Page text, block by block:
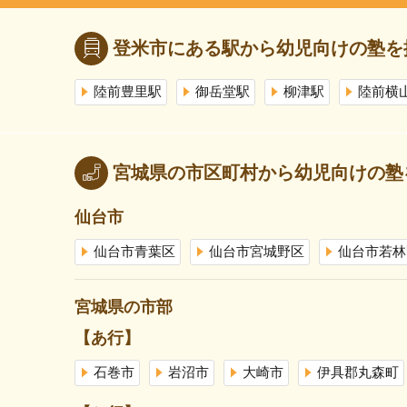
登米市にある駅から幼児向けの塾
陸前豊里駅 御岳堂駅 柳津駅 陸前横
宮城県の市区町村から幼児向けの
仙台市
仙台市青葉区 仙台市宮城野区 仙台市若
宮城県の市部
【あ行】
石巻市 岩沼市 大崎市 伊具郡丸森町